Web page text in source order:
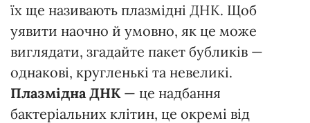
їх ще називають плазмідні ДНК. Щоб
уявити наочно й умовно, як це може
виглядати, згадайте пакет бубликів —
однакові, кругленькі та невеликі.
Плазмідна ДНК — це надбання
бактеріальних клітин, це окремі від